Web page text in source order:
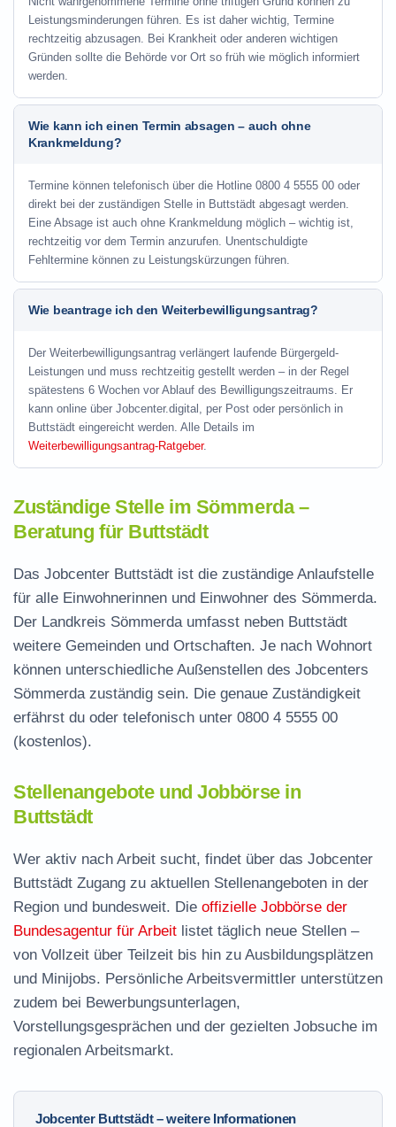
Leistungsminderungen führen. Es ist daher wichtig, Termine
rechtzeitig abzusagen. Bei Krankheit oder anderen wichtigen
Gründen sollte die Behörde vor Ort so früh wie möglich informiert
werden.
Wie kann ich einen Termin absagen – auch ohne
Krankmeldung?
Termine können telefonisch über die Hotline 0800 4 5555 00 oder
direkt bei der zuständigen Stelle in Buttstädt abgesagt werden.
Eine Absage ist auch ohne Krankmeldung möglich – wichtig ist,
rechtzeitig vor dem Termin anzurufen. Unentschuldigte
Fehltermine können zu Leistungskürzungen führen.
Wie beantrage ich den Weiterbewilligungsantrag?
Der Weiterbewilligungsantrag verlängert laufende Bürgergeld-
Leistungen und muss rechtzeitig gestellt werden – in der Regel
spätestens 6 Wochen vor Ablauf des Bewilligungszeitraums. Er
kann online über Jobcenter.digital, per Post oder persönlich in
Buttstädt eingereicht werden. Alle Details im
Weiterbewilligungsantrag-Ratgeber.
Zuständige Stelle im Sömmerda –
Beratung für Buttstädt
Das Jobcenter Buttstädt ist die zuständige Anlaufstelle
für alle Einwohnerinnen und Einwohner des Sömmerda.
Der Landkreis Sömmerda umfasst neben Buttstädt
weitere Gemeinden und Ortschaften. Je nach Wohnort
können unterschiedliche Außenstellen des Jobcenters
Sömmerda zuständig sein. Die genaue Zuständigkeit
erfährst du oder telefonisch unter 0800 4 5555 00
(kostenlos).
Stellenangebote und Jobbörse in
Buttstädt
Wer aktiv nach Arbeit sucht, findet über das Jobcenter
Buttstädt Zugang zu aktuellen Stellenangeboten in der
Region und bundesweit. Die offizielle Jobbörse der
Bundesagentur für Arbeit listet täglich neue Stellen –
von Vollzeit über Teilzeit bis hin zu Ausbildungsplätzen
und Minijobs. Persönliche Arbeitsvermittler unterstützen
zudem bei Bewerbungsunterlagen,
Vorstellungsgesprächen und der gezielten Jobsuche im
regionalen Arbeitsmarkt.
Jobcenter Buttstädt – weitere Informationen